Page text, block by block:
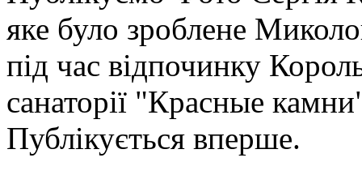
яке було зроблене
під час відпочинку
санаторії "Красные
Публікується вперше.